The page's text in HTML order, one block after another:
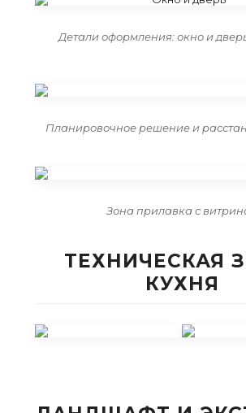
Детали оформления: окно и
Планировочное решение и
Зона прилавка с
ТЕХНИЧЕСКАЯ
КУХНЯ